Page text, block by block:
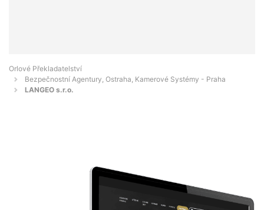
Orlové Překladatelství
Bezpečnostní Agentury, Ostraha, Kamerové Systémy - Praha
LANGEO s.r.o.